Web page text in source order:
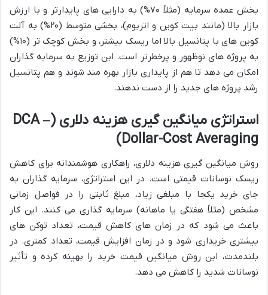
بخش عمده سرمایه (مثلاً ۷۰%) به دارایی های پایدارتر و با ارزش
بازار بالا (مانند بیت کوین و اتریوم)، بخشی متوسط (۲۰%) به آلت
کوین های با پتانسیل بالا اما ریسک بیشتر، و بخش کوچک تر (۱۰%)
به پروژه های نوظهور و پرخطرتر است. این توزیع به سرمایه گذاران
امکان می دهد تا هم از پایداری بازار بهره مند شوند و هم پتانسیل
رشد پروژه های جدید را از دست ندهند.
استراتژی میانگین گیری هزینه دلاری (DCA –
Dollar-Cost Averaging)
روش میانگین گیری هزینه دلاری، راهکاری هوشمندانه برای کاهش
ریسک نوسانات قیمتی است. در این استراتژی، سرمایه گذاران به
جای خرید یکجا با مبلغی زیاد، مبلغ ثابتی را در فواصل زمانی
مشخص (مثلاً هفتگی یا ماهانه) سرمایه گذاری می کنند. این کار
باعث می شود که در زمان های کاهش قیمت، تعداد توکن های
بیشتری خریداری شود و در زمان افزایش قیمت، تعداد کمتری. در
بلندمدت، این روش میانگین قیمت خرید را بهینه کرده و تأثیر
نوسانات شدید را کاهش می دهد.